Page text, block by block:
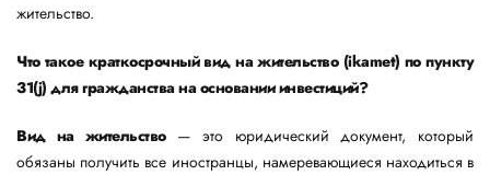
жительство.
Что такое краткосрочный вид на жительство (ikamet) по пункту
31(j) для гражданства на основании инвестиций?
Вид на жительство— это юридический документ, который
обязаны получить все иностранцы, намеревающиеся находиться в